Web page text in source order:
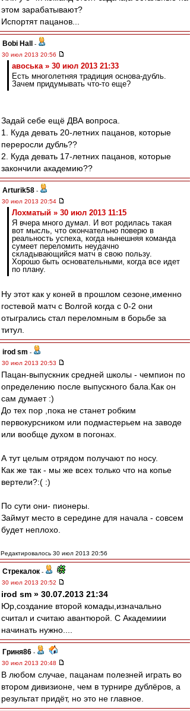
этом зарабатывают?
Испортят пацанов...
Bobi Hall
-
30 июл 2013 20:56
авоська » 30 июл 2013 21:33
Есть многолетняя традиция основа-дубль.
Зачем придумывать что-то еще?
Задай себе ещё ДВА вопроса.
1. Куда девать 20-летних пацанов, которые
переросли дубль??
2. Куда девать 17-летних пацанов, которые
закончили академию??
Arturik58 -
30 июл 2013 20:54
Лохматый » 30 июл 2013 11:15
Я вчера много думал. И вот родилась такая
вот мысль, что окончательно поверю в
реальность успеха, когда нынешняя команда
сумеет переломить неудачно
складывающийся матч в свою пользу.
Хорошо быть основательными, когда все идет
по плану.
Ну этот как у коней в прошлом сезоне,именно
гостевой матч с Волгой когда с 0-2 они
отыгрались стал переломным в борьбе за
титул.
irod sm -
30 июл 2013 20:53
Пацан-выпускник средней школы - чемпион по
определению после выпускного бала.Как он
сам думает :)
До тех пор ,пока не станет робким
первокурсником или подмастерьем на заводе
или вообще духом в погонах.
А тут целым отрядом получают по носу.
Как же так - мы же всех только что на копье
вертели?:( :)
По сути они- пионеры.
Займут место в середине для начала - совсем
будет неплохо.
Редактировалось 30 июл 2013 20:56
Стрекалок -
30 июл 2013 20:52
irod sm » 30.07.2013 21:34
Юр,создание второй комады,изначально
считал и считаю авантюрой. С Академиии
начинать нужно....
Гриня86 -
30 июл 2013 20:48
В любом случае, пацанам полезней играть во
втором дивизионе, чем в турнире дублёров, а
результат придёт, но это не главное.